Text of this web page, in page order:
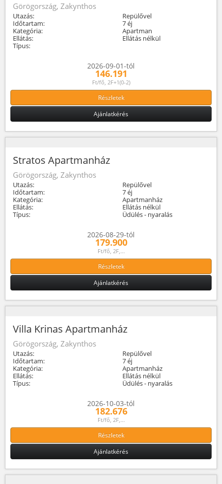
Görögország, Zakynthos
Utazás:
Repülővel
Időtartam:
7 éj
Kategória:
Apartman
Ellátás:
Ellátás nélkül
Típus:
2026-09-01-tól
146.191
Ft/fő, 2F+1(0-2)
Részletek
Ajánlatkérés
Stratos Apartmanház
Görögország, Zakynthos
Utazás:
Repülővel
Időtartam:
7 éj
Kategória:
Apartmanház
Ellátás:
Ellátás nélkül
Típus:
Üdülés - nyaralás
2026-08-29-tól
179.900
Ft/fő, 2F,...
Részletek
Ajánlatkérés
Villa Krinas Apartmanház
Görögország, Zakynthos
Utazás:
Repülővel
Időtartam:
7 éj
Kategória:
Apartmanház
Ellátás:
Ellátás nélkül
Típus:
Üdülés - nyaralás
2026-10-03-tól
182.676
Ft/fő, 2F,...
Részletek
Ajánlatkérés